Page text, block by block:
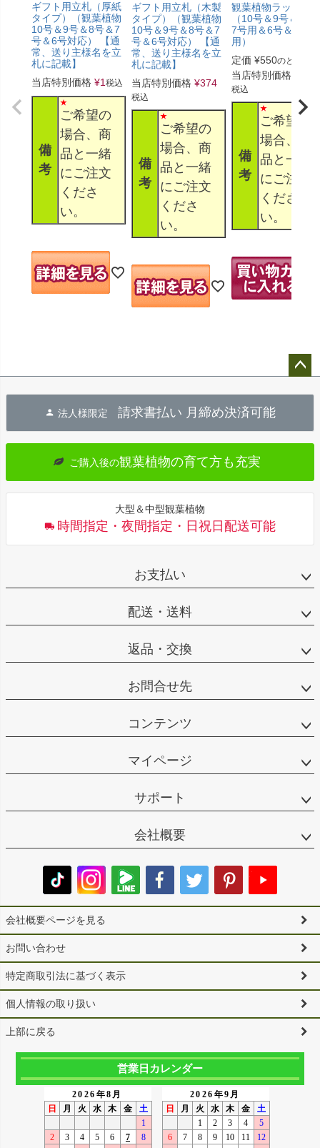
ギフト用立札（厚紙
タイプ）（観葉植物
10号＆9号＆8号＆7
号＆6号対応） 【通
常、送り主様名を立
札に記載】
当店特別価格 ¥1税込
備
考
ご希望の
場合、商
品と一緒
にご注文
くださ
い。
ギフト用立札（木製
タイプ）（観葉植物
10号＆9号＆8号＆7
号＆6号対応） 【通
常、送り主様名を立
札に記載】
当店特別価格 ¥374
税込
備
考
ご希望の
場合、商
品と一緒
にご注文
くださ
い。
観葉植物ラッピン
（10号＆9号＆8号
7号用＆6号＆5号
用）
定価 ¥550のところ
当店特別価格
税込
備
考
ご希望の
場合、商
品と一緒
にご注文
くださ
い。
へ
法人様限定 請求書払い 月締め決済可能
ご購入後の観葉植物の育て方も充実
大型＆中型観葉植物
時間指定・夜間指定・日祝日配送可能
お支払い
配送・送料
返品・交換
お問合せ先
コンテンツ
マイページ
サポート
会社概要
会社概要ページを見る
お問い合わせ
特定商取引法に基づく表示
個人情報の取り扱い
上部に戻る
営業日カレンダー